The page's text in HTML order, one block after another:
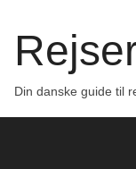
Din danske guide til